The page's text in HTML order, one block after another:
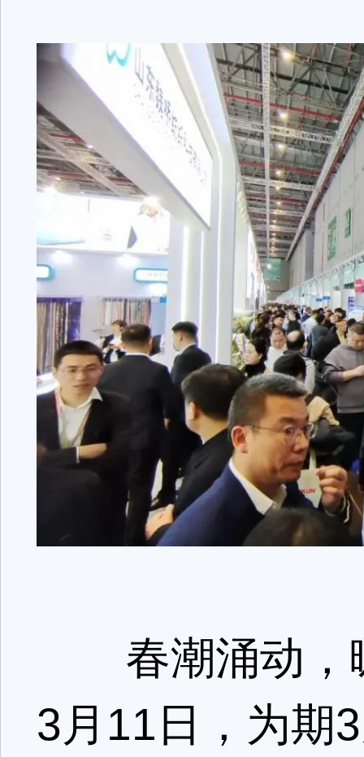
春潮涌动，
3月11日，为期